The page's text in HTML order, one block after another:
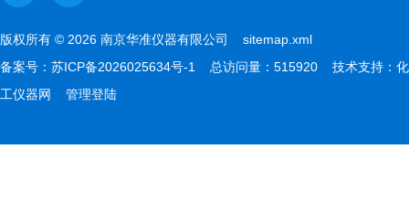
版权所有 © 2026 南京华准仪器有限公司 sitemap.xml
备案号： 苏ICP备2026025634号-1 总访问量：515920 技术支持： 化
工仪器网
管理登陆